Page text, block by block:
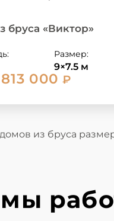
бруса «Виктор»
Размер:
9×7.5 м
000 ₽
из бруса